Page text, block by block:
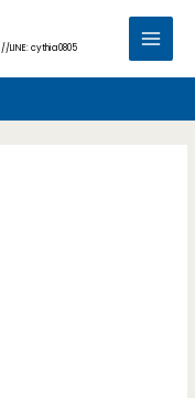
//LINE: cythia0805
Main